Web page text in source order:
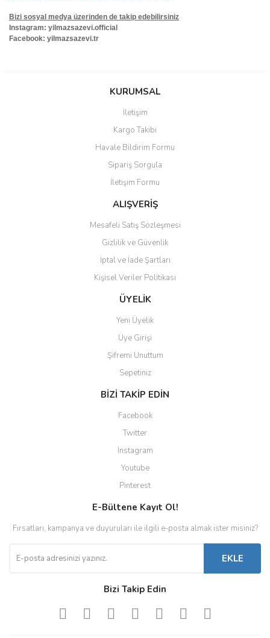
Bizi sosyal medya üzerinden de takip edebilirsiniz
Instagram: yilmazsazevi.official
Facebook: yilmazsazevi.tr
Bu ürüne ilk yorumu siz yapın!
Ürün resmi kalitesiz, bozuk veya görüntülenemiyor.
Ürün açıklamasında eksik bilgiler bulunuyor.
Ürün bilgilerinde hatalar bulunuyor.
Ürün fiyatı diğer sitelerden daha pahalı.
Bu ürüne benzer farklı alternatifler olmalı.
Gönder
KURUMSAL
İletişim
Kargo Takibi
Havale Bildirim Formu
Sipariş Sorgula
İletişim Formu
ALIŞVERİŞ
Mesafeli Satış Sözleşmesi
Gizlilik ve Güvenlik
İptal ve İade Şartları
Kişisel Veriler Politikası
ÜYELİK
Yeni Üyelik
Üye Girişi
Şifremi Unuttum
Sepetiniz
BİZİ TAKİP EDİN
Facebook
Twitter
Instagram
Youtube
Pinterest
E-Bültene Kayıt Ol!
Fırsatları, kampanya ve duyuruları ile ilgili e-posta almak ister misiniz?
EKLE
Bizi Takip Edin